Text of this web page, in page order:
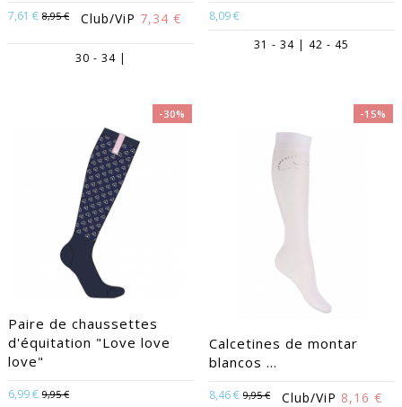
7,61 € 8,95 € Club/ViP 7,34 €
30 - 34 |
8,09 €
31 - 34 | 42 - 45
-30%
Paire de chaussettes
d'équitation "Love love
love"
6,99 € 9,95 €
-15%
Calcetines de montar
blancos ...
8,46 € 9,95 € Club/ViP 8,16 €